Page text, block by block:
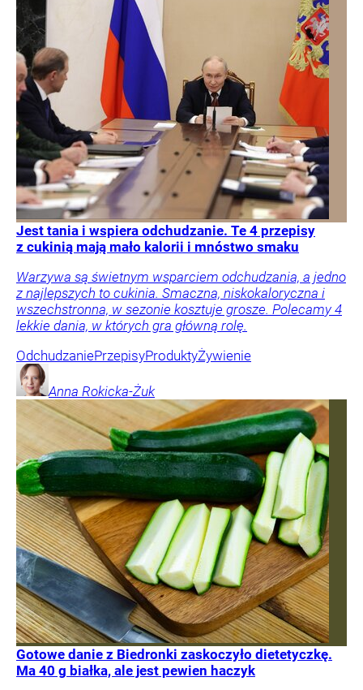
Jest tania i wspiera odchudzanie. Te 4 przepisy
z cukinią mają mało kalorii i mnóstwo smaku
Warzywa są świetnym wsparciem odchudzania, a jedno
z najlepszych to cukinia. Smaczna, niskokaloryczna i
wszechstronna, w sezonie kosztuje grosze. Polecamy 4
lekkie dania, w których gra główną rolę.
OdchudzaniePrzepisyProduktyŻywienie
Anna Rokicka-Żuk
Gotowe danie z Biedronki zaskoczyło dietetyczkę.
Ma 40 g białka, ale jest pewien haczyk